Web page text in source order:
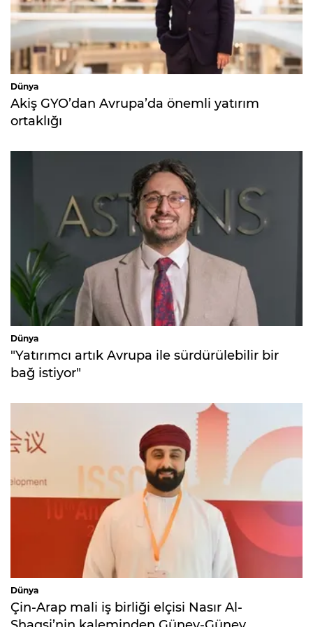
Dünya
Akiş GYO’dan Avrupa’da önemli yatırım
ortaklığı
Dünya
"Yatırımcı artık Avrupa ile sürdürülebilir bir
bağ istiyor"
Dünya
Çin-Arap mali iş birliği elçisi Nasır Al-